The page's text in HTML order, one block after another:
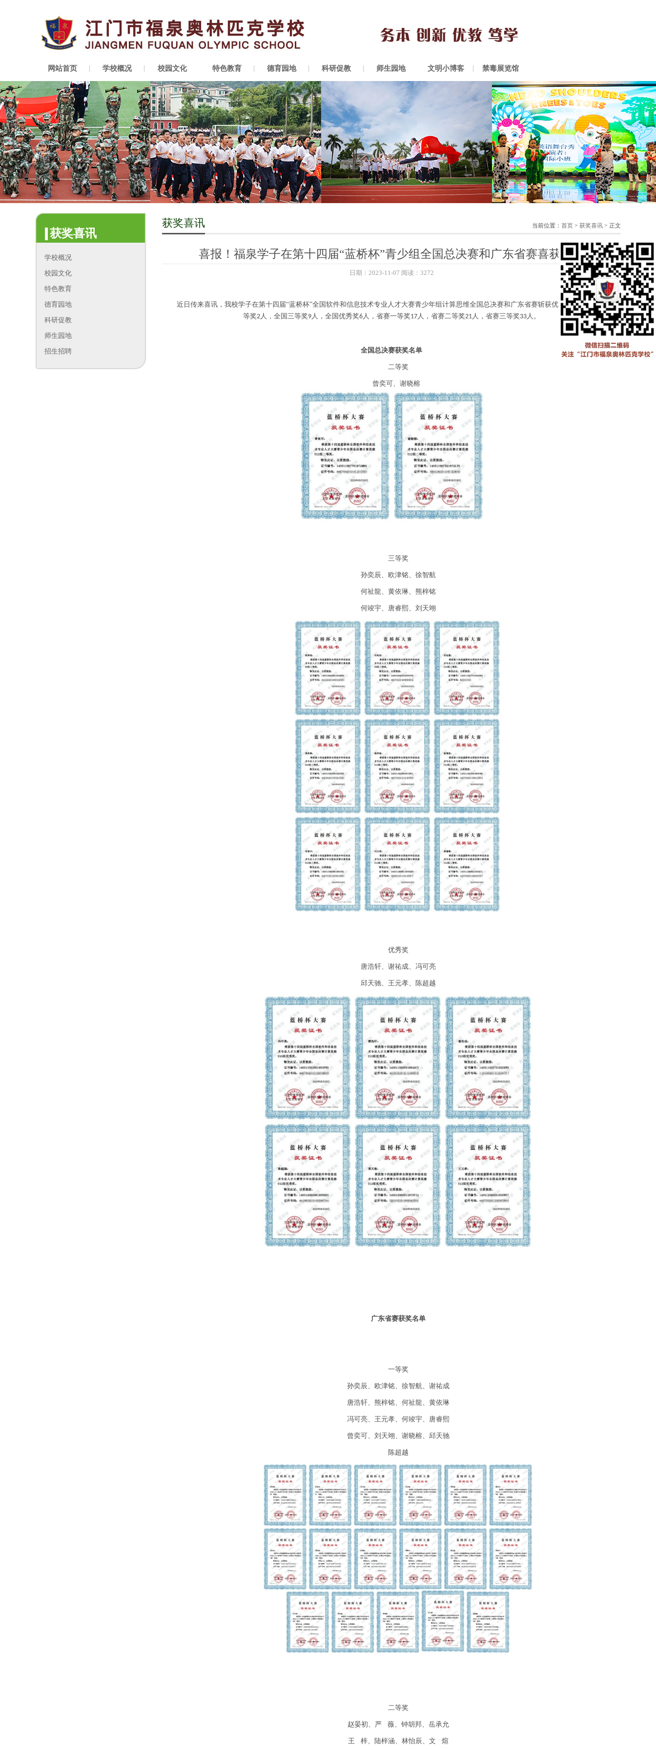
网站首页 学校概况 校园文化 特色教育 德育园地 科研促教 师生园地 文明小博客 禁毒展览馆
获奖喜讯
学校概况
校园文化
特色教育
德育园地
科研促教
师生园地
招生招聘
获奖喜讯 当前位置： 首页 > 获奖喜讯 > 正文
喜报！福泉学子在第十四届“蓝桥杯”青少组全国总决赛和广东省赛喜获佳绩
日期：2023-11-07 阅读：3272
近日传来喜讯，我校学子在第十四届“蓝桥杯”全国软件和信息技术专业人才大赛青少年组计算思维全国总决赛和广东省赛斩获优异成绩，获得全国二
等奖2人，全国三等奖9人，全国优秀奖6人，省赛一等奖17人，省赛二等奖21人，省赛三等奖33人。
全国总决赛获奖名单
二等奖
曾奕可、谢晓榕
三等奖
孙奕辰、欧津铭、徐智航
何祉龍、黄依琳、熊梓铭
何竣宇、唐睿熙、刘天翊
优秀奖
唐浩轩、谢祐成、冯可亮
邱天驰、王元孝、陈超越
广东省赛获奖名单
一等奖
孙奕辰、欧津铭、徐智航、谢祐成
唐浩轩、熊梓铭、何祉龍、黄依琳
冯可亮、王元孝、何竣宇、唐睿熙
曾奕可、刘天翊、谢晓榕、邱天驰
陈超越
二等奖
赵晏初、严 薇、钟胡邦、岳承允
王 梓、陆梓涵、林怡辰、文 煊